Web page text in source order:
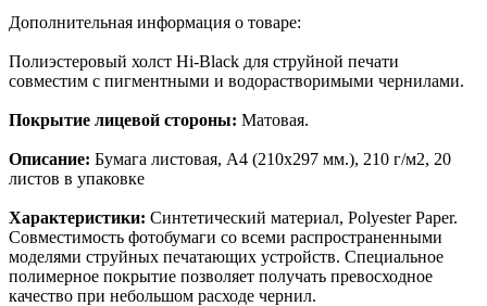
Дополнительная информация о товаре:
Полиэстеровый холст Hi-Black для струйной печати
совместим с пигментными и водорастворимыми чернилами.
Покрытие лицевой стороны: Матовая.
Описание: Бумага листовая, A4 (210x297 мм.), 210 г/м2, 20
листов в упаковке
Характеристики: Синтетический материал, Polyester Paper.
Совместимость фотобумаги со всеми распространенными
моделями струйных печатающих устройств. Cпециальное
полимерное покрытие позволяет получать превосходное
качество при небольшом расходе чернил.